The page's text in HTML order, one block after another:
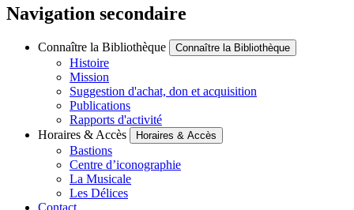
Navigation secondaire
Connaître la Bibliothèque Connaître la Bibliothèque
Histoire
Mission
Suggestion d'achat, don et acquisition
Publications
Rapports d'activité
Horaires & Accès
Horaires & Accès
Bastions
Centre d’iconographie
La Musicale
Les Délices